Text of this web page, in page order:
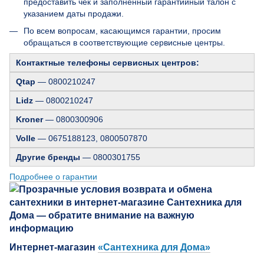
предоставить чек и заполненный гарантийный талон с
указанием даты продажи.
По всем вопросам, касающимся гарантии, просим
обращаться в соответствующие сервисные центры.
Контактные телефоны сервисных центров:
Qtap — 0800210247
Lidz — 0800210247
Kroner— 0800300906
Volle — 0675188123, 0800507870
Другие бренды — 0800301755
Подробнее о гарантии
Интернет-магазин «Сантехника для Дома»